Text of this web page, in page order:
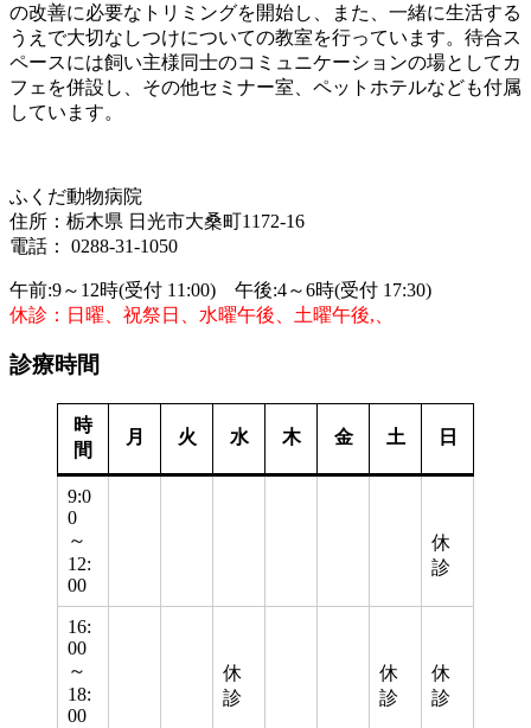
の改善に必要なトリミングを開始し、また、一緒に生活する
うえで大切なしつけについての教室を行っています。待合ス
ペースには飼い主様同士のコミュニケーションの場としてカ
フェを併設し、その他セミナー室、ペットホテルなども付属
しています。
ふくだ動物病院
住所：栃木県 日光市大桑町1172-16
電話： 0288-31-1050
午前:9～12時(受付 11:00) 午後:4～6時(受付 17:30)
休診：日曜、祝祭日、水曜午後、土曜午後,、
診療時間
時
間
月 火 水 木 金 土 日
9:0
0
～
12:
00
休
診
16:
00
～
18:
00
休
診
休
診
休
診